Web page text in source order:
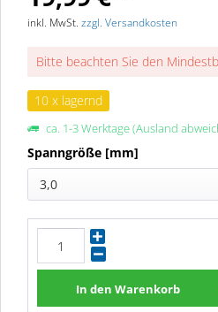
inkl. MwSt. zzgl. Versandkosten
Bitte beachten Sie den
10 x lagernd
ca. 1-3 Werktage (Ausland
Spanngröße [mm]
3,0
In den Warenkorb